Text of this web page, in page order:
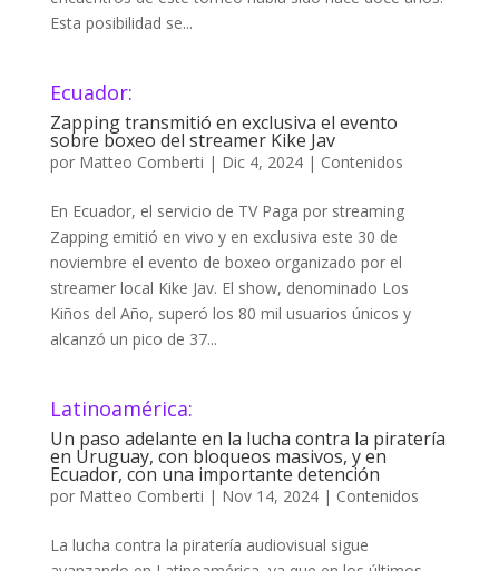
Esta posibilidad se...
Ecuador:
Zapping transmitió en exclusiva el evento
sobre boxeo del streamer Kike Jav
por Matteo Comberti | Dic 4, 2024| Contenidos
En Ecuador, el servicio de TV Paga por streaming
Zapping emitió en vivo y en exclusiva este 30 de
noviembre el evento de boxeo organizado por el
streamer local Kike Jav. El show, denominado Los
Kiños del Año, superó los 80 mil usuarios únicos y
alcanzó un pico de 37...
Latinoamérica:
Un paso adelante en la lucha contra la piratería
en Uruguay, con bloqueos masivos, y en
Ecuador, con una importante detención
por Matteo Comberti | Nov 14, 2024| Contenidos
La lucha contra la piratería audiovisual sigue